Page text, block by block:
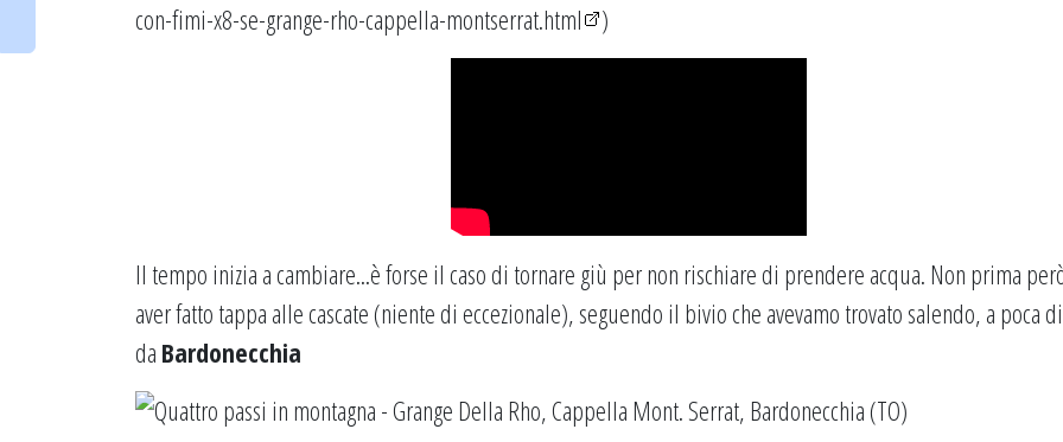
con-fimi-x8-se-grange-rho-cappella-montserrat.html
)
Il tempo inizia a cambiare...è forse il caso di tornare giù per non rischiare di prendere acqua. Non prima
aver fatto tappa alle cascate (niente di eccezionale), seguendo il bivio che avevamo trovato salendo, a poca
da Bardonecchia